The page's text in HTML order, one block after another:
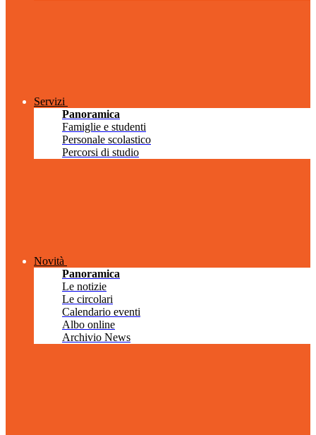
Servizi
Panoramica
Famiglie e studenti
Personale scolastico
Percorsi di studio
Novità
Panoramica
Le notizie
Le circolari
Calendario eventi
Albo online
Archivio News